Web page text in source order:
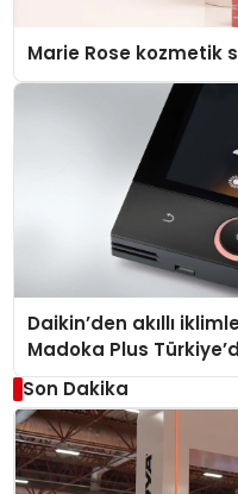
Marie Rose kozmetik
Daikin’den akıllı
Madoka Plus
Son Dakika